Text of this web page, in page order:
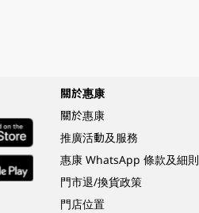
關於惠康
關於惠康
推廣活動及服務
惠康 WhatsApp 條款及細則
門市退/換貨政策
門店位置